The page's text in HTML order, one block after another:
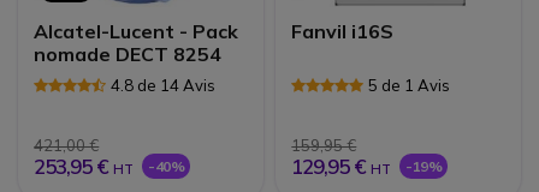
Alcatel-Lucent - Pack
nomade DECT 8254
4.8 de 14 Avis
421,00 €
253,95 € HT -40%
Fanvil i16S
5 de 1 Avis
159,95 €
129,95 € HT -19%